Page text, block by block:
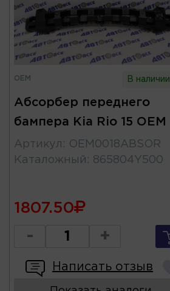
OEM В наличии
Абсорбер переднего
бампера Kia Rio 15 OEM
Артикул : OEM0018ABSOR
Каталожный : 865804Y500
1807.50
- +
Написать отзыв